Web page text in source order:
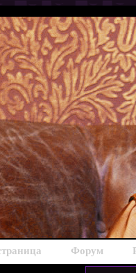
Форум